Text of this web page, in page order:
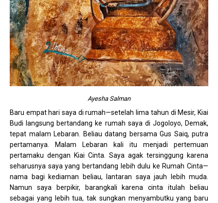
Ayesha Salman
Baru empat hari saya di rumah—setelah lima tahun di Mesir, Kiai
Budi langsung bertandang ke rumah saya di Jogoloyo, Demak,
tepat malam Lebaran. Beliau datang bersama Gus Saiq, putra
pertamanya. Malam Lebaran kali itu menjadi pertemuan
pertamaku dengan Kiai Cinta. Saya agak tersinggung karena
seharusnya saya yang bertandang lebih dulu ke Rumah Cinta—
nama bagi kediaman beliau, lantaran saya jauh lebih muda.
Namun saya berpikir, barangkali karena cinta itulah beliau
sebagai yang lebih tua, tak sungkan menyambutku yang baru